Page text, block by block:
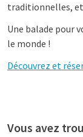
traditionnelles,
Une balade pour
le monde !
Découvrez et
Vous avez